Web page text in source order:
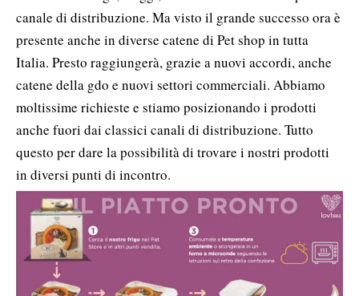
canale di distribuzione. Ma visto il grande successo ora è
presente anche in diverse catene di Pet shop in tutta
Italia. Presto raggiungerà, grazie a nuovi accordi, anche
catene della gdo e nuovi settori commerciali. Abbiamo
moltissime richieste e stiamo posizionando i prodotti
anche fuori dai classici canali di distribuzione. Tutto
questo per dare la possibilità di trovare i nostri prodotti
in diversi punti di incontro.